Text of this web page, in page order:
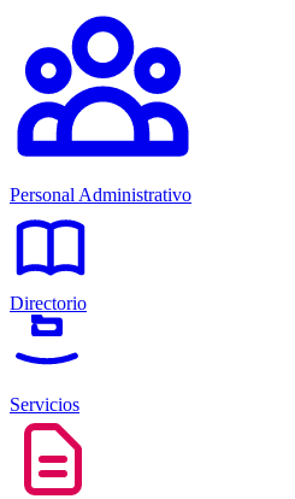
Personal Administrativo
Directorio
Servicios